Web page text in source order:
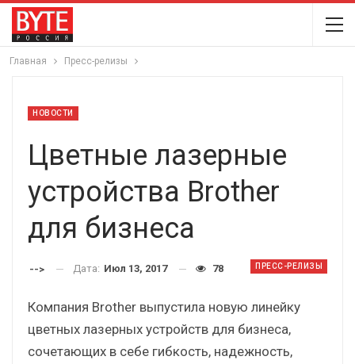
Главная Пресс-релизы
НОВОСТИ
Цветные лазерные
устройства Brother
для бизнеса
ПРЕСС-РЕЛИЗЫ
--> Дата: Июл 13, 2017 78
Компания Brother выпустила новую линейку
цветных лазерных устройств для бизнеса,
сочетающих в себе гибкость, надежность,